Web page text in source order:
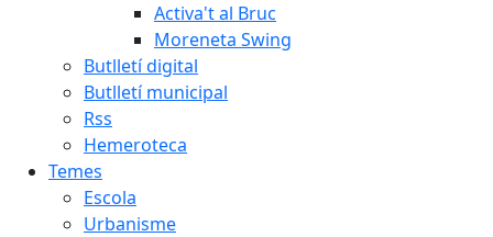
Activa't al Bruc
Moreneta Swing
Butlletí digital
Butlletí municipal
Rss
Hemeroteca
Temes
Escola
Urbanisme